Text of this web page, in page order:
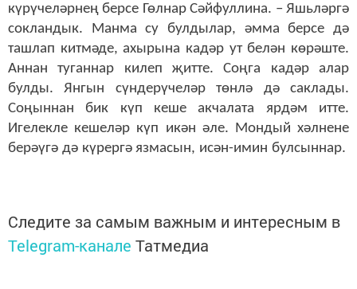
күрүчеләрнең берсе Гөлнар Сәйфуллина. – Яшьләргә
сокландык. Манма су булдылар, әмма берсе дә
ташлап китмәде, ахырына кадәр ут белән көрәште.
Аннан туганнар килеп җитте. Соңга кадәр алар
булды. Янгын сүндерүчеләр төнлә дә саклады.
Соңыннан бик күп кеше акчалата ярдәм итте.
Игелекле кешеләр күп икән әле. Мондый хәлнене
берәүгә дә күрергә язмасын, исән-имин булсыннар.
Следите за самым важным и интересным в
Telegram-канале Татмедиа